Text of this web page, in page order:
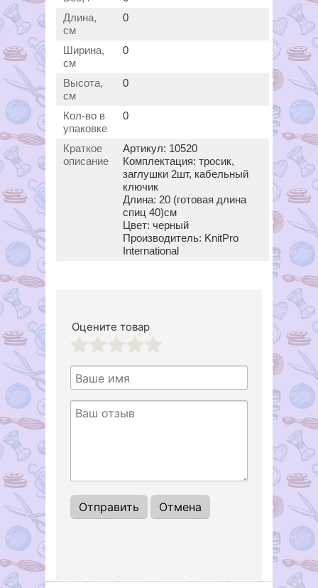
Длина,
см
0
Ширина,
см
0
Высота,
см
0
Кол-во в
упаковке
0
Краткое
описание
Артикул: 10520
Комплектация: тросик,
заглушки 2шт, кабельный
ключик
Длина: 20 (готовая длина
спиц 40)см
Цвет: черный
Производитель: KnitPro
International
Оцените товар